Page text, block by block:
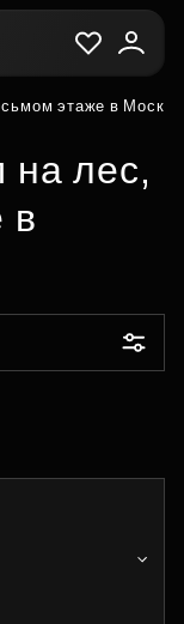
этаже в Москве
на лес,
в